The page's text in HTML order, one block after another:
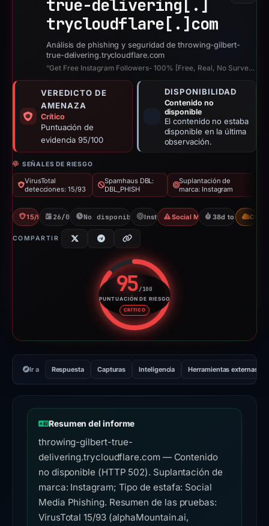
true-delivering[.]
trycloudflare[.] com
Análisis de phishing y seguridad de throwing-gilbert-
true-delivering.trycloudflare.com
“Get Free Instagram Followers- 100% [Free, Real, No Survey]- iDigic”
VEREDICTO DE
AMENAZA
Crítico
Puntuación de
evidencia 95/100
DISPONIBILIDAD
Contenido no
disponible
El contenido no estaba
disponible en la última
observación.
SEÑALES DE RIESGO
VirusTotal
detecciones: 15/93
Spamhaus DBL:
DBL_PHISH
Suplantación de
marca: Instagram
15/93 VT26/02/2026No disponible desde 06/04/2026
InstagramSocial Media Phishing
38d to CDN
COMPARTIR
95/100
PUNTUACIÓN DE RIESGO
CRÍTICO
Puntuación de riesgo: 95
Ir a Respuesta Capturas Inteligencia Herramientas externas
Resumen del informe
throwing-gilbert-true-
delivering.trycloudflare.com — Contenido
no disponible (HTTP 502). Suplantación de
marca: Instagram; Tipo de estafa: Social
Media Phishing. Resumen de las pruebas:
VirusTotal 15/93 (alphaMountain.ai,